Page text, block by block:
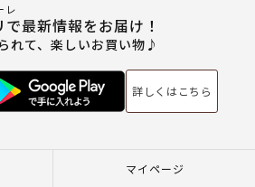
レ
最新情報をお届け！
れて、楽しいお買い物♪
詳しくはこちら
マイページ